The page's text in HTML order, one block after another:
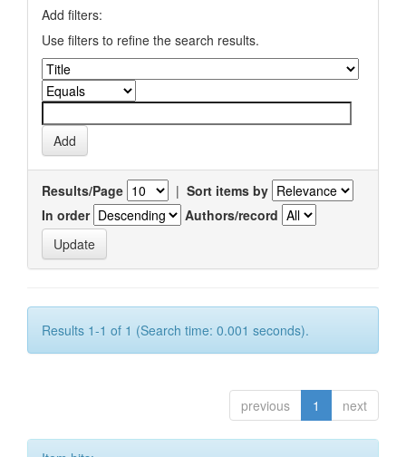
Add filters:
Use filters to refine the search results.
Results/Page | Sort items by
In order
Authors/record
Results 1-1 of 1 (Search time: 0.001 seconds).
previous 1 next